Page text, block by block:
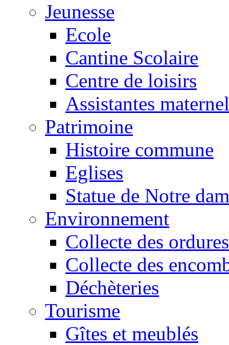
Jeunesse
Ecole
Cantine Scolaire
Centre de loisirs
Assistantes
Patrimoine
Histoire commune
Eglises
Statue de Notre
Environnement
Collecte des ordures
Collecte des
Déchèteries
Tourisme
Gîtes et meublés